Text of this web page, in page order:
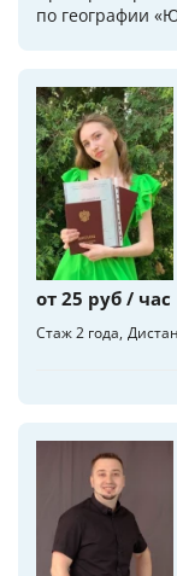
по географии
от 25 руб / час
Стаж 2 года